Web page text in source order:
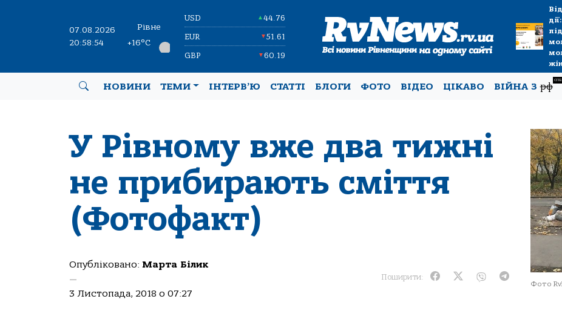
07.08.2026
20:58:55
Рівне
+16°C
USD ▲44.76
EUR ▼51.61
GBP ▼60.19
НОВИНИ ТЕМИ ІНТЕРВ’Ю СТАТТІ БЛОГИ ФОТО ВІДЕО ЦІКАВО ВІЙНА Зрф
У Рівному вже два тижні
не прибирають сміття
(Фотофакт)
Опубліковано: Марта Білик
—
3 Листопада, 2018 о 07:27
Поширити:
Фото